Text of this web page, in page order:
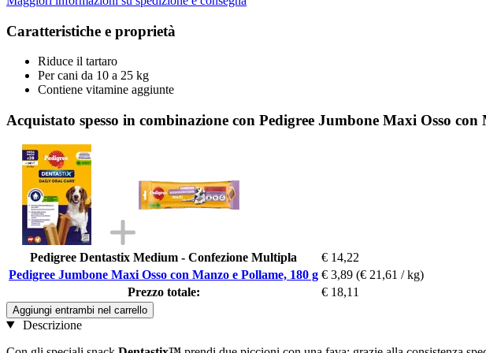
Caratteristiche e proprietà
Riduce il tartaro
Per cani da 10 a 25 kg
Contiene vitamine aggiunte
Acquistato spesso in combinazione con Pedigree Jumbone Maxi Osso con
Pedigree Dentastix Medium - Confezione Multipla
€ 14,22
Pedigree Jumbone Maxi Osso con Manzo e Pollame, 180 g € 3,89 (€ 21,61 / kg)
Prezzo totale:
€ 18,11
Aggiungi entrambi nel carrello
Descrizione